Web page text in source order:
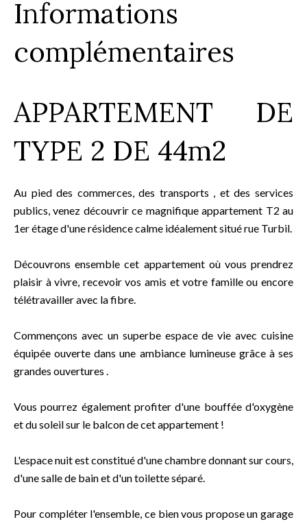
Informations
complémentaires
APPARTEMENT DE
TYPE 2 DE 44m2
Au pied des commerces, des transports , et des services
publics, venez découvrir ce magnifique appartement T2 au
1er étage d'une résidence calme idéalement situé rue Turbil.
Découvrons ensemble cet appartement où vous prendrez
plaisir à vivre, recevoir vos amis et votre famille ou encore
télétravailler avec la fibre.
Commençons avec un superbe espace de vie avec cuisine
équipée ouverte dans une ambiance lumineuse grâce à ses
grandes ouvertures .
Vous pourrez également profiter d'une bouffée d'oxygène
et du soleil sur le balcon de cet appartement !
L'espace nuit est constitué d'une chambre donnant sur cours,
d'une salle de bain et d'un toilette séparé.
Pour compléter l'ensemble, ce bien vous propose un garage